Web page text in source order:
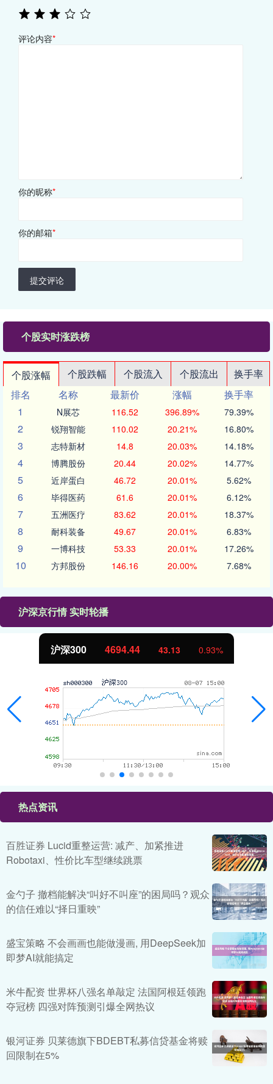
评论内容*
你的昵称*
你的邮箱*
提交评论
个股实时涨跌榜
个股涨幅 个股跌幅 个股流入 个股流出
换手率
排名
名称 最新价 涨幅
换手率
1
N展芯 116.52 396.89% 79.39%
2 锐翔智能 110.02 20.21% 16.80%
3 志特新材 14.8 20.03% 14.18%
4 博腾股份 20.44 20.02% 14.77%
5 近岸蛋白 46.72 20.01% 5.62%
6 毕得医药 61.6 20.01% 6.12%
7 五洲医疗 83.62 20.01% 18.37%
8 耐科装备 49.67 20.01% 6.83%
9 一博科技 53.33 20.01% 17.26%
10 方邦股份 146.16 20.00% 7.68%
沪深京行情 实时轮播
北证50 1134.24 11.37 1.01%
热点资讯
百胜证券 Lucid重整运营: 减产、加紧推进
Robotaxi、性价比车型继续跳票
金勺子 撤档能解决“叫好不叫座”的困局吗？观众
的信任难以“择日重映”
盛宝策略 不会画画也能做漫画, 用DeepSeek加
即梦AI就能搞定
米牛配资 世界杯八强名单敲定 法国阿根廷领跑
夺冠榜 四强对阵预测引爆全网热议
银河证券 贝莱德旗下BDEBT私募信贷基金将赎
回限制在5%